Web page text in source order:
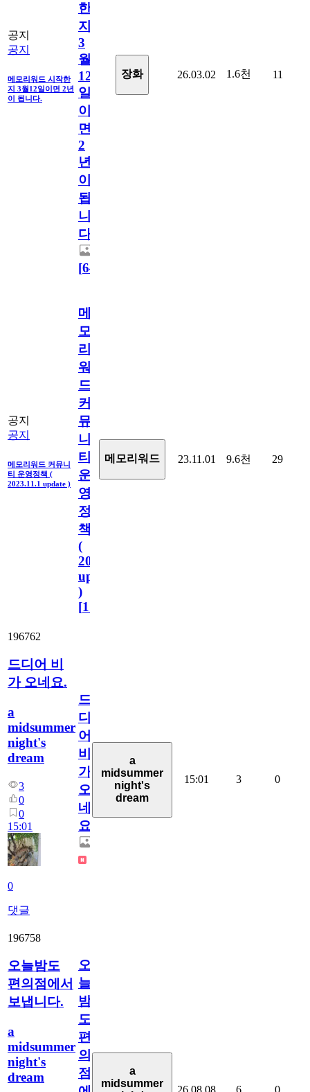
공지
공지
메모리워드 시작한
지 3월12일이면 2년
이 됩니다.
한
지
3
월
12
일
이
면
2
년
이
됩
니
다.
[64
장화 26.03.02 1.6천 11
공지
공지
메모리워드 커뮤니
티 운영정책 (
2023.11.1 update )
메
모
리
워
드
커
뮤
니
티
운
영
정
책
(
2023.11.1
update
)
[110
메모리워드 23.11.01 9.6천 29
196762
드디어 비
가 오네요.
a
midsummer
night's
dream
3
0
0
15:01
0
댓글
드
디
어
비
가
오
네
요.
a
midsummer
night's
dream
15:01 3 0
196758
오늘밤도
편의점에서
보냅니다.
a
midsummer
night's
dream
오
늘
밤
도
편
의
점
a
midsummer
26.08.08 6 0